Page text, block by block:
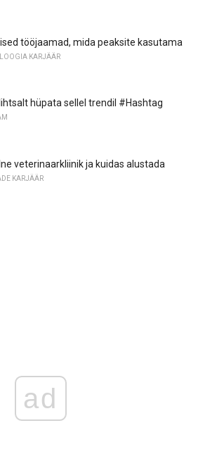
tööjaamad, mida peaksite kasutama
KARJÄÄR
hüpata sellel trendil #Hashtag
veterinaarkliinik ja kuidas alustada
KARJÄÄR
ad